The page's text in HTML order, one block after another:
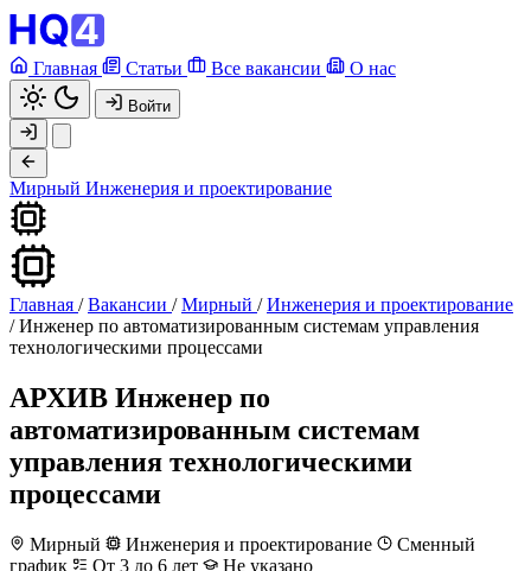
Главная Статьи Все вакансии О нас
Войти
Мирный Инженерия и проектирование
Главная / Вакансии / Мирный / Инженерия и проектирование
/ Инженер по автоматизированным системам управления
технологическими процессами
АРХИВ Инженер по
автоматизированным системам
управления технологическими
процессами
Мирный Инженерия и проектирование
Сменный
график
От 3 до 6 лет Не указано